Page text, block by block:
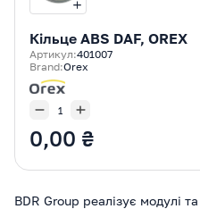
Кільце ABS DAF, OREX
Артикул:401007
Brand:Orex
0,00 ₴
BDR Group реалізує модулі